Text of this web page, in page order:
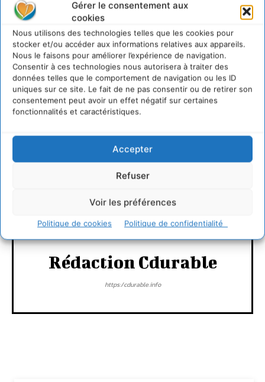
Gérer le consentement aux
cookies
Nous utilisons des technologies telles que les cookies pour
stocker et/ou accéder aux informations relatives aux appareils.
Nous le faisons pour améliorer l’expérience de navigation.
Consentir à ces technologies nous autorisera à traiter des
données telles que le comportement de navigation ou les ID
uniques sur ce site. Le fait de ne pas consentir ou de retirer son
consentement peut avoir un effet négatif sur certaines
fonctionnalités et caractéristiques.
Accepter
Refuser
Voir les préférences
Politique de cookies Politique de confidentialité
Documents joints
3 étapes du guide pratique pour l’intégration des ODD dans les rapports
d’entreprise élaboré par le GRI et le Pacte mondial des Nations Unies
LAISSER UN COMMENTAIRE
CONNECTER POUR LAISSER UN COMMENTAIRE
Rédaction Cdurable
https:/cdurable.info